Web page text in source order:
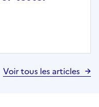
Voir tous les articles